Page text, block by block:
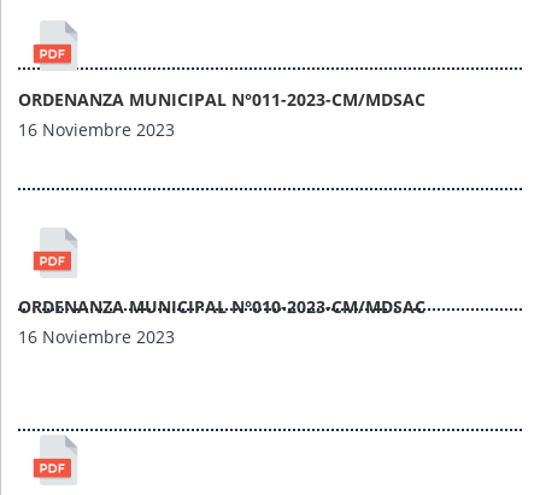
ORDENANZA MUNICIPAL N°011-2023-CM/MDSAC
16 Noviembre 2023
ORDENANZA MUNICIPAL N°010-2023-CM/MDSAC
16 Noviembre 2023